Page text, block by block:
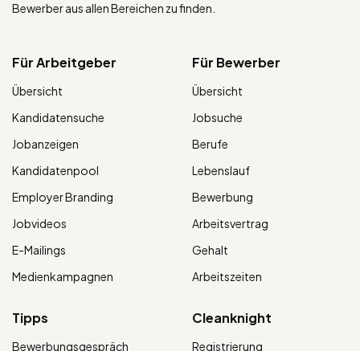
Bewerber aus allen Bereichen zu finden.
Für Arbeitgeber
Übersicht
Kandidatensuche
Jobanzeigen
Kandidatenpool
Employer Branding
Jobvideos
E-Mailings
Medienkampagnen
Für Bewerber
Übersicht
Jobsuche
Berufe
Lebenslauf
Bewerbung
Arbeitsvertrag
Gehalt
Arbeitszeiten
Tipps
Bewerbungsgespräch
Cleanknight
Registrierung